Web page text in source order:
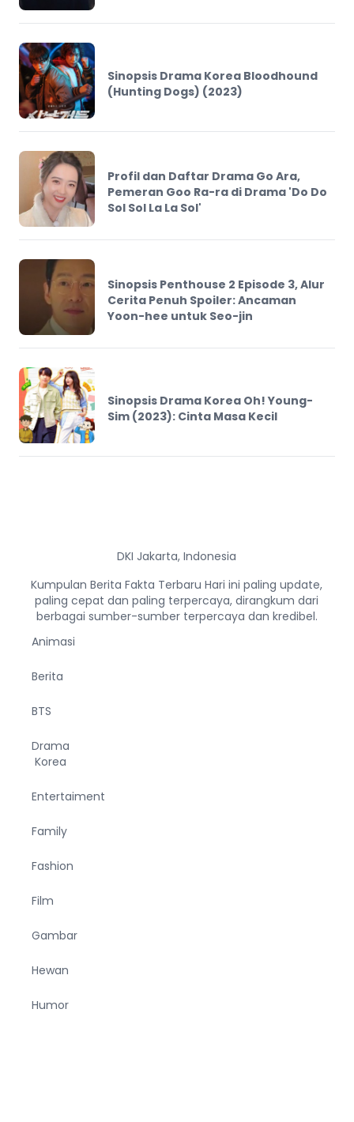
Sinopsis Drama Korea Bloodhound
(Hunting Dogs) (2023)
Profil dan Daftar Drama Go Ara,
Pemeran Goo Ra-ra di Drama 'Do Do
Sol Sol La La Sol'
Sinopsis Penthouse 2 Episode 3, Alur
Cerita Penuh Spoiler: Ancaman
Yoon-hee untuk Seo-jin
Sinopsis Drama Korea Oh! Young-
Sim (2023): Cinta Masa Kecil
DKI Jakarta, Indonesia
Kumpulan Berita Fakta Terbaru Hari ini paling update,
paling cepat dan paling terpercaya, dirangkum dari
berbagai sumber-sumber terpercaya dan kredibel.
Animasi
Berita
BTS
Drama
Korea
Entertaiment
Family
Fashion
Film
Gambar
Hewan
Humor